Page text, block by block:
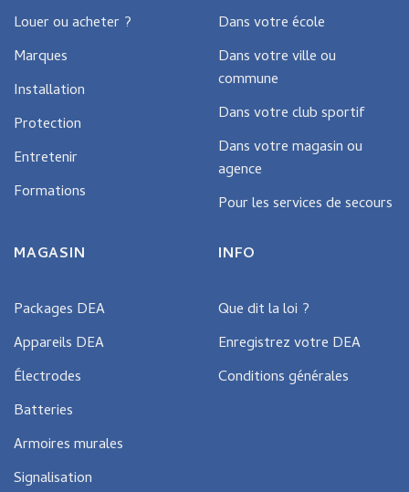
Louer ou acheter ?
Marques
Installation
Protection
Entretenir
Formations
Dans votre école
Dans votre ville ou
commune
Dans votre club sportif
Dans votre magasin ou
agence
Pour les services de secours
MAGASIN
Packages DEA
Appareils DEA
Électrodes
Batteries
Armoires murales
Signalisation
INFO
Que dit la loi ?
Enregistrez votre DEA
Conditions générales